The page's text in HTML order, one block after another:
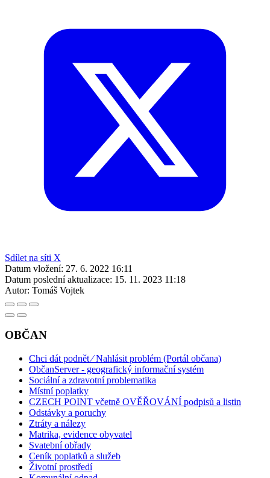
Sdílet na síti X
Datum vložení: 27. 6. 2022 16:11
Datum poslední aktualizace: 15. 11. 2023 11:18
Autor: Tomáš Vojtek
OBČAN
Chci dát podnět ⁄ Nahlásit problém (Portál občana)
ObčanServer - geografický informační systém
Sociální a zdravotní problematika
Místní poplatky
CZECH POINT včetně OVĚŘOVÁNÍ podpisů a listin
Odstávky a poruchy
Ztráty a nálezy
Matrika, evidence obyvatel
Svatební obřady
Ceník poplatků a služeb
Životní prostředí